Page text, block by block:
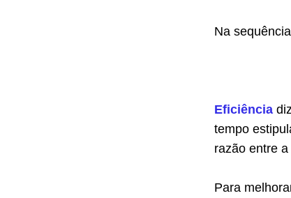
Na
Eficiência
tempo
razão entre
Para